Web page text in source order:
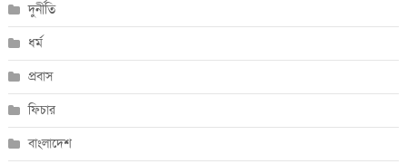
দুর্নীতি
ধর্ম
প্রবাস
ফিচার
বাংলাদেশ